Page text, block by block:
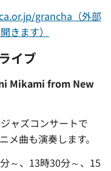
grancha（外部
きます）
イブ
Mikami from New
ャズコンサートで
メ曲も演奏します。
～、13時30分～、15